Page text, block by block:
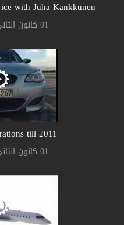
with Juha Kankkunen
01 كانون الثاني 2013, 12:00 ص
till 2011
01 كانون الثاني 2013, 12:00 ص